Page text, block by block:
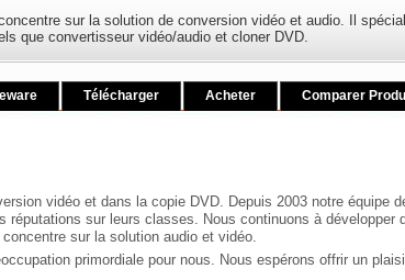
sur la solution de conversion vidéo et audio. Il
que convertisseur vidéo/audio et cloner DVD.
Télécharger Acheter Comparer
vidéo et dans la copie DVD. Depuis 2003 notre équipe
réputations sur leurs classes. Nous continuons à développer
sur la solution audio et vidéo.
primordiale pour nous. Nous espérons offrir un